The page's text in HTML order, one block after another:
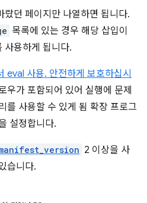
랐던 페이지만 나열하면 됩니다.
목록에 있는 경우 해당 삽입이
사용하게 됩니다.
사용. 안전하게 보호하십시
우가 포함되어 있어 실행에 문제
를 사용할 수 있게 됨 확장 프로그
설정합니다.
2 이상을 사
습니다.